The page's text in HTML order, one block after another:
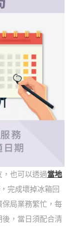
，也可以透過當地
，完成壞掉冰箱回
保局業務繁忙，每
後，當日須配合清